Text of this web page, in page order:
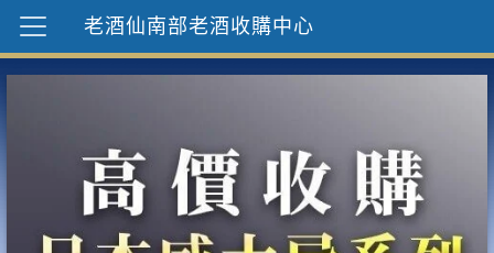
老酒仙南部老酒收購中心